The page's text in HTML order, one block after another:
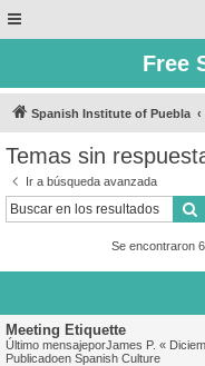
Free
Spanish Institute of Puebla
Temas sin
Ir a búsqueda avanzada
Se encontraron
Meeting Etiquette
Último mensajeporJames P. «
Publicadoen Spanish Culture